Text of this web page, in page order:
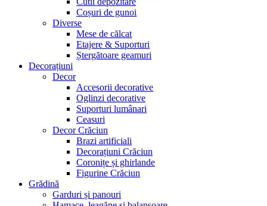
Coșuri de gunoi
Diverse
Mese de călcat
Etajere & Suporturi
Ștergătoare geamuri
Decorațiuni
Decor
Accesorii decorative
Oglinzi decorative
Suporturi lumânari
Ceasuri
Decor Crăciun
Brazi artificiali
Decorațiuni Crăciun
Coronițe și ghirlande
Figurine Crăciun
Grădină
Garduri și panouri